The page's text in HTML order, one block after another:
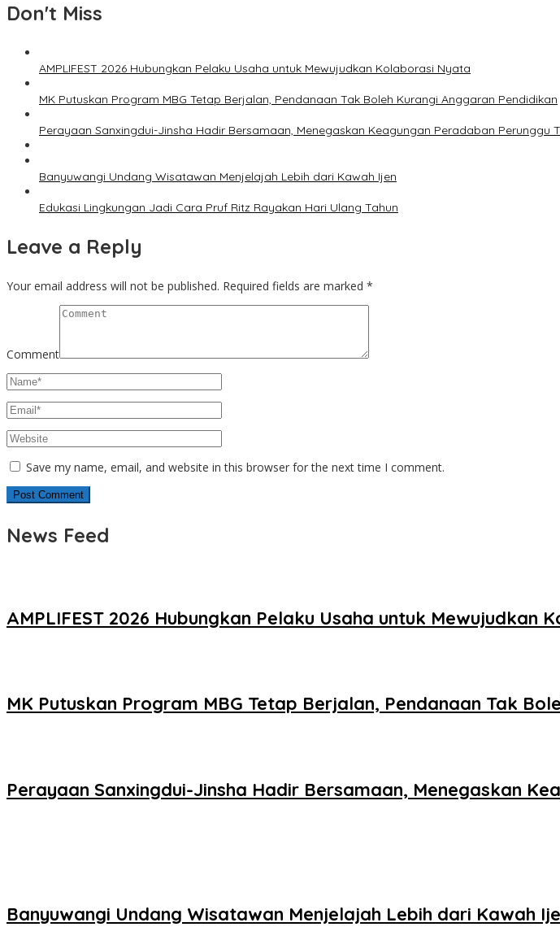
Don't Miss
AMPLIFEST 2026 Hubungkan Pelaku Usaha untuk Mewujudkan Kolaborasi Nyata
MK Putuskan Program MBG Tetap Berjalan, Pendanaan Tak Boleh Kurangi Anggaran Pendidikan
Perayaan Sanxingdui-Jinsha Hadir Bersamaan, Menegaskan Keagungan Peradaban Perunggu
Banyuwangi Undang Wisatawan Menjelajah Lebih dari Kawah Ijen
Edukasi Lingkungan Jadi Cara Pruf Ritz Rayakan Hari Ulang Tahun
Leave a Reply
Your email address will not be published. Required fields are marked *
Comment
Save my name, email, and website in this browser for the next time I comment.
News Feed
AMPLIFEST 2026 Hubungkan Pelaku Usaha untuk Mewujudkan
MK Putuskan Program MBG Tetap Berjalan, Pendanaan Tak
Perayaan Sanxingdui-Jinsha Hadir Bersamaan, Menegaskan
Banyuwangi Undang Wisatawan Menjelajah Lebih dari Kawah